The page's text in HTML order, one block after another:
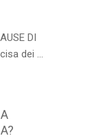
DI
dei ...